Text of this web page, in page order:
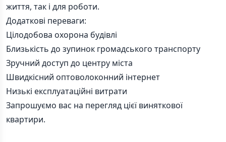
життя, так і для роботи.
Додаткові переваги:
Цілодобова охорона будівлі
Близькість до зупинок громадського транспорту
Зручний доступ до центру міста
Швидкісний оптоволоконний інтернет
Низькі експлуатаційні витрати
Запрошуємо вас на перегляд цієї виняткової
квартири.